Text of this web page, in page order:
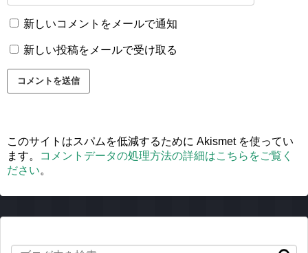
新しいコメントをメールで通知
新しい投稿をメールで受け取る
このサイトはスパムを低減するために Akismet を使ってい
ます。
コメントデータの処理方法の詳細はこちらをご覧く
ださい。